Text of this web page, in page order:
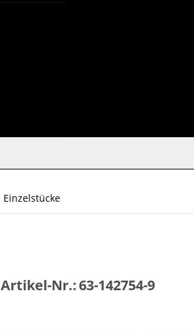
Einzelstücke
Artikel-Nr.:63-142754-9